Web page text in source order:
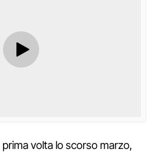
volta lo scorso marzo,